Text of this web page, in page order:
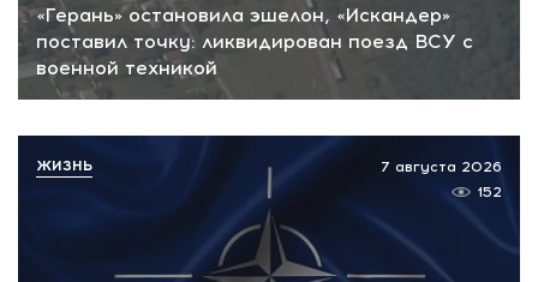
«Герань» остановила эшелон, «Искандер»
поставил точку: ликвидирован поезд ВСУ с
военной техникой
7 августа 2026
152
ЖИЗНЬ